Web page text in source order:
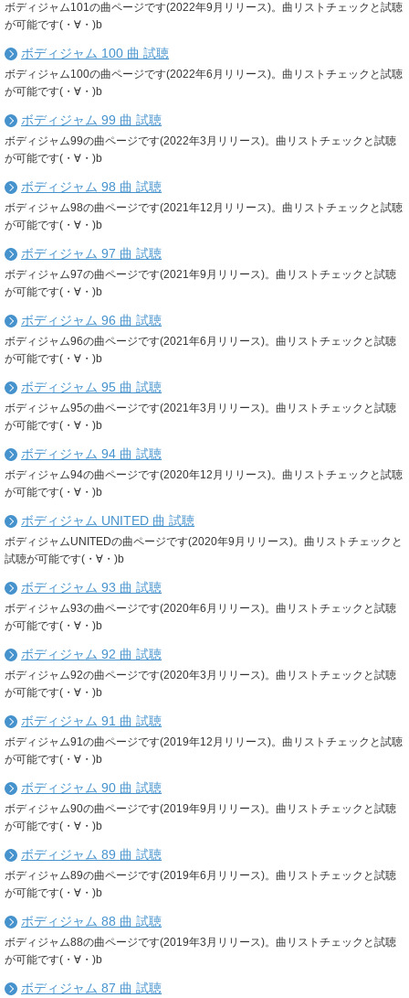
ボディジャム101の曲ページです(2022年9月リリース)。曲リストチェックと試聴
が可能です(・∀・)b
ボディジャム 100 曲 試聴
ボディジャム100の曲ページです(2022年6月リリース)。曲リストチェックと試聴
が可能です(・∀・)b
ボディジャム 99 曲 試聴
ボディジャム99の曲ページです(2022年3月リリース)。曲リストチェックと試聴
が可能です(・∀・)b
ボディジャム 98 曲 試聴
ボディジャム98の曲ページです(2021年12月リリース)。曲リストチェックと試聴
が可能です(・∀・)b
ボディジャム 97 曲 試聴
ボディジャム97の曲ページです(2021年9月リリース)。曲リストチェックと試聴
が可能です(・∀・)b
ボディジャム 96 曲 試聴
ボディジャム96の曲ページです(2021年6月リリース)。曲リストチェックと試聴
が可能です(・∀・)b
ボディジャム 95 曲 試聴
ボディジャム95の曲ページです(2021年3月リリース)。曲リストチェックと試聴
が可能です(・∀・)b
ボディジャム 94 曲 試聴
ボディジャム94の曲ページです(2020年12月リリース)。曲リストチェックと試聴
が可能です(・∀・)b
ボディジャム UNITED 曲 試聴
ボディジャムUNITEDの曲ページです(2020年9月リリース)。曲リストチェックと
試聴が可能です(・∀・)b
ボディジャム 93 曲 試聴
ボディジャム93の曲ページです(2020年6月リリース)。曲リストチェックと試聴
が可能です(・∀・)b
ボディジャム 92 曲 試聴
ボディジャム92の曲ページです(2020年3月リリース)。曲リストチェックと試聴
が可能です(・∀・)b
ボディジャム 91 曲 試聴
ボディジャム91の曲ページです(2019年12月リリース)。曲リストチェックと試聴
が可能です(・∀・)b
ボディジャム 90 曲 試聴
ボディジャム90の曲ページです(2019年9月リリース)。曲リストチェックと試聴
が可能です(・∀・)b
ボディジャム 89 曲 試聴
ボディジャム89の曲ページです(2019年6月リリース)。曲リストチェックと試聴
が可能です(・∀・)b
ボディジャム 88 曲 試聴
ボディジャム88の曲ページです(2019年3月リリース)。曲リストチェックと試聴
が可能です(・∀・)b
ボディジャム 87 曲 試聴